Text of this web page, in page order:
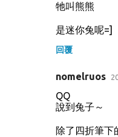
牠叫熊熊
是迷你兔呢=]
回覆
nomelruos
QQ
說到兔子～
除了四折筆下